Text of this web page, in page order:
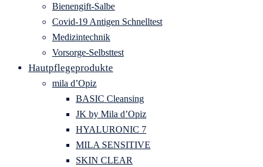
Bienengift-Salbe
Covid-19 Antigen Schnelltest
Medizintechnik
Vorsorge-Selbsttest
Hautpflegeprodukte
mila d’Opiz
BASIC Cleansing
JK by Mila d’Opiz
HYALURONIC 7
MILA SENSITIVE
SKIN CLEAR